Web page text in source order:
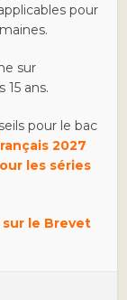
pour
sur
ans.
pour le bac
2027
les séries
le Brevet